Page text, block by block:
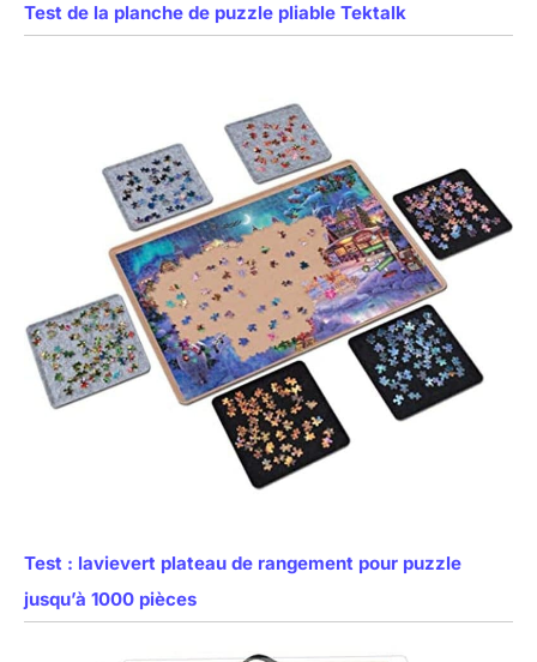
Test de la planche de puzzle pliable Tektalk
Test : lavievert plateau de rangement pour puzzle
jusqu’à 1000 pièces